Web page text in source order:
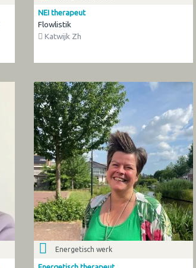
NEI therapeut
Flowlistik
Katwijk Zh
Energetisch werk